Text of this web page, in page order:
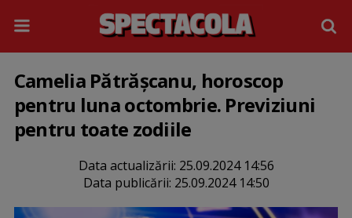
Camelia Pătrășcanu, horoscop
pentru luna octombrie. Previziuni
pentru toate zodiile
Data actualizării: 25.09.2024 14:56
Data publicării: 25.09.2024 14:50